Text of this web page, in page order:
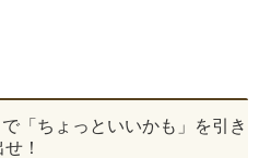
「ちょっといいかも」を引き
せ！